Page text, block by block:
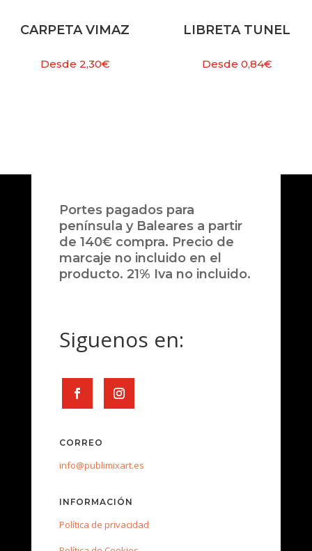
CARPETA VIMAZ
Desde 2,30€
LIBRETA TUNEL
Desde 0,84€
Portes pagados para
península y Baleares a partir
de 140€ compra. Precio de
marcaje no incluido en el
producto. 21% Iva no incluido.
Siguenos en:
CORREO
info@publimixart.es
INFORMACIÓN
Política de privacidad